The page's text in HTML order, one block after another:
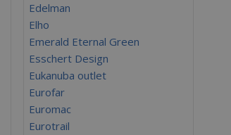
Edelman
Elho
Emerald Eternal Green
Esschert Design
Eukanuba outlet
Eurofar
Euromac
Eurotrail